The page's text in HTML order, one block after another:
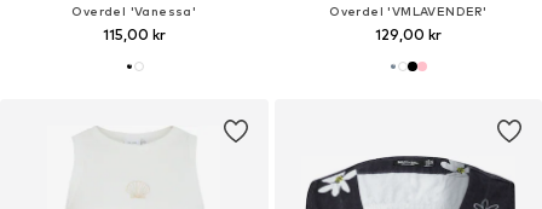
Overdel 'Vanessa'
115,00 kr
Overdel 'VMLAVENDER'
129,00 kr